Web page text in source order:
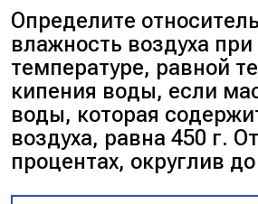
Влажность не может
больше 100%. В
сосуде выпал
влажность равна
Ответ:100%.
$\varphi =
0{,}8$
$\frac{n_{\text{н}}}{n}
{0{,}8} = \frac{5}{4} =
Ответ:1,25.
Определите
влажность воздуха при
температуре, равной
кипения воды, если
воды, которая
воздуха, равна 450 г.
процентах, округлив